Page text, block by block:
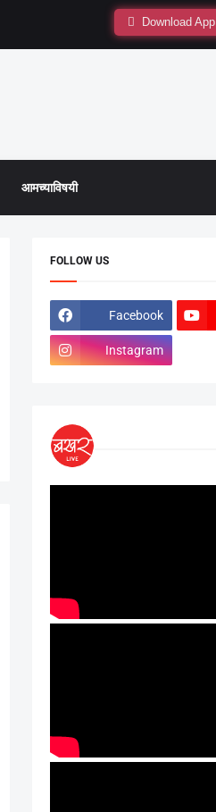
Download App
आमच्याविषयी
FOLLOW US
Facebook
Instagram